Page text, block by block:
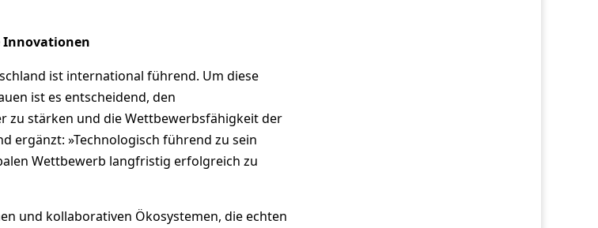
Innovationen
ist international führend. Um diese
ist es entscheidend, den
zu stärken und die Wettbewerbsfähigkeit der
ergänzt: »Technologisch führend zu sein
Wettbewerb langfristig erfolgreich zu
und kollaborativen Ökosystemen, die echten